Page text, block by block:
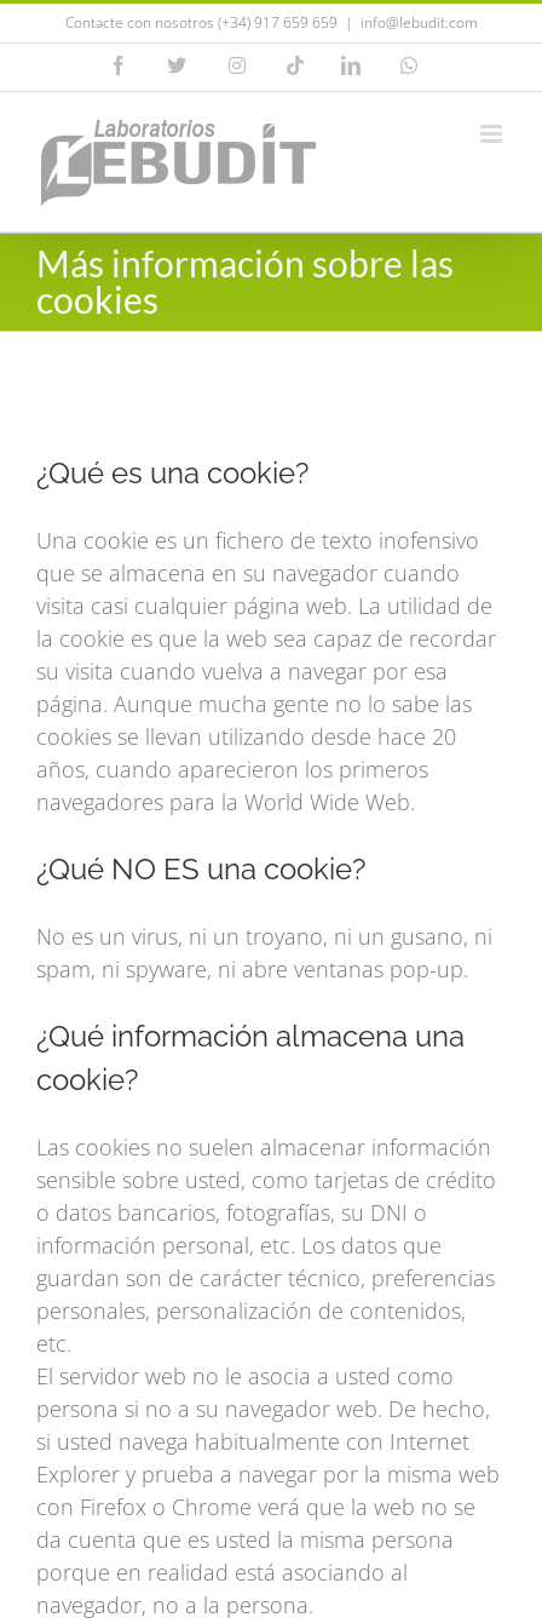
al
Contacte con nosotros (+34) 917 659 659 | info@lebudit.com
Facebook
X InstagramTiktok LinkedInWhatsApp
Más información sobre las
cookies
¿Qué es una cookie?
Una cookie es un fichero de texto inofensivo
que se almacena en su navegador cuando
visita casi cualquier página web. La utilidad de
la cookie es que la web sea capaz de recordar
su visita cuando vuelva a navegar por esa
página. Aunque mucha gente no lo sabe las
cookies se llevan utilizando desde hace 20
años, cuando aparecieron los primeros
navegadores para la World Wide Web.
¿Qué NO ES una cookie?
No es un virus, ni un troyano, ni un gusano, ni
spam, ni spyware, ni abre ventanas pop-up.
¿Qué información almacena una
cookie?
Las cookies no suelen almacenar información
sensible sobre usted, como tarjetas de crédito
o datos bancarios, fotografías, su DNI o
información personal, etc. Los datos que
guardan son de carácter técnico, preferencias
personales, personalización de contenidos,
etc.
El servidor web no le asocia a usted como
persona si no a su navegador web. De hecho,
si usted navega habitualmente con Internet
Explorer y prueba a navegar por la misma web
con Firefox o Chrome verá que la web no se
da cuenta que es usted la misma persona
porque en realidad está asociando al
navegador, no a la persona.